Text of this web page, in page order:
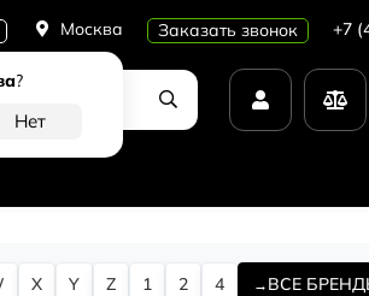
Москва
?
Заказать звонок +7
X Y Z 1 2 4 ВСЕ